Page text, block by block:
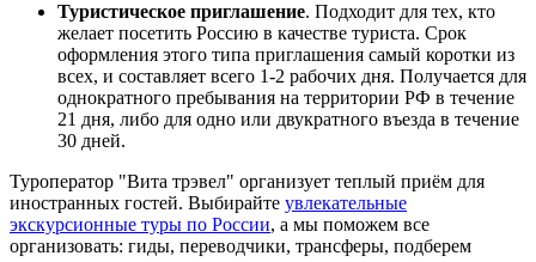
Туристическое приглашение. Подходит для тех, кто
желает посетить Россию в качестве туриста. Срок
оформления этого типа приглашения самый коротки из
всех, и составляет всего 1-2 рабочих дня. Получается для
однократного пребывания на территории РФ в течение
21 дня, либо для одно или двукратного въезда в течение
30 дней.
Туроператор "Вита трэвел" организует теплый приём для
иностранных гостей. Выбирайте увлекательные
экскурсионные туры по России, а мы поможем все
организовать: гиды, переводчики, трансферы, подберем